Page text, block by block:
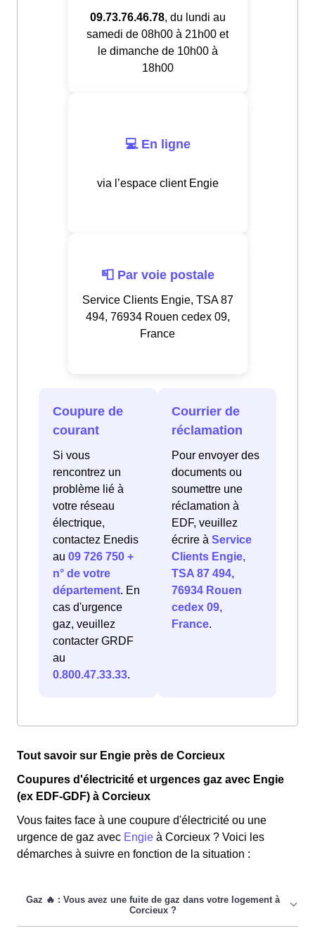
09.73.76.46.78, du lundi au
samedi de 08h00 à 21h00 et
le dimanche de 10h00 à
18h00
💻 En ligne
via l’espace client Engie
📮 Par voie postale
Service Clients Engie, TSA 87
494, 76934 Rouen cedex 09,
France
Coupure de
courant
Si vous
rencontrez un
problème lié à
votre réseau
électrique,
contactez Enedis
au 09 726 750 +
n° de votre
département. En
cas d'urgence
gaz, veuillez
contacter GRDF
au
0.800.47.33.33.
Courrier de
réclamation
Pour envoyer des
documents ou
soumettre une
réclamation à
EDF, veuillez
écrire à Service
Clients Engie,
TSA 87 494,
76934 Rouen
cedex 09,
France.
Tout savoir sur Engie près de Corcieux
Coupures d'électricité et urgences gaz avec Engie
(ex EDF-GDF) à Corcieux
Vous faites face à une coupure d'électricité ou une
urgence de gaz avec Engie à Corcieux ? Voici les
démarches à suivre en fonction de la situation :